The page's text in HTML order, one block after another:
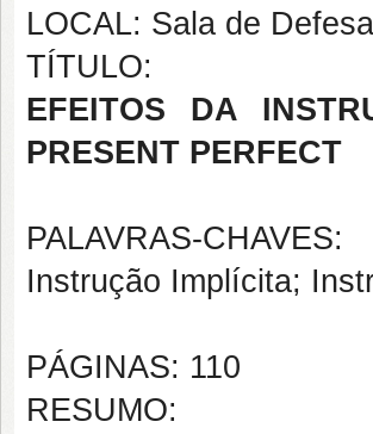
LOCAL: Sala de
TÍTULO:
EFEITOS DA
PRESENT PERFECT
PALAVRAS-CHAVES:
Instrução Implícita;
PÁGINAS: 110
RESUMO: